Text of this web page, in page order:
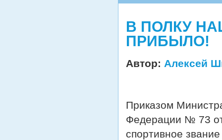
В ПОЛКУ
ПРИБЫЛО!
Автор: Алексей
Приказом
Федерации № 73
спортивное